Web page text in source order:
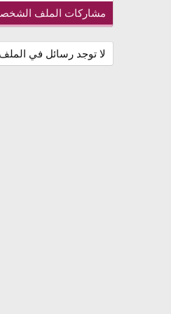
مشاركات الملف
لا توجد رسائل في الملف